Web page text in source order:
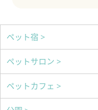
ペット宿 >
ペットサロン >
ペットカフェ >